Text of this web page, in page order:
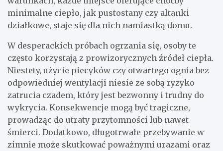
minimalne ciepło, jak pustostany czy altanki
działkowe, staje się dla nich namiastką domu.
W desperackich próbach ogrzania się, osoby te
często korzystają z prowizorycznych źródeł ciepła.
Niestety, użycie piecyków czy otwartego ognia bez
odpowiedniej wentylacji niesie ze sobą ryzyko
zatrucia czadem, który jest bezwonny i trudny do
wykrycia. Konsekwencje mogą być tragiczne,
prowadząc do utraty przytomności lub nawet
śmierci. Dodatkowo, długotrwałe przebywanie w
zimnie może skutkować poważnymi urazami oraz